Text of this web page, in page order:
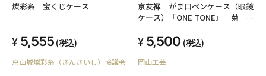
燦彩糸 宝くじケース
5,555 (税込)
京山城燦彩糸（さんさいし）協議会
京友禅 がま口ペンケース（眼鏡
ケース）『ONE TONE』 菊 モ
5,500 (税込)
岡山工芸